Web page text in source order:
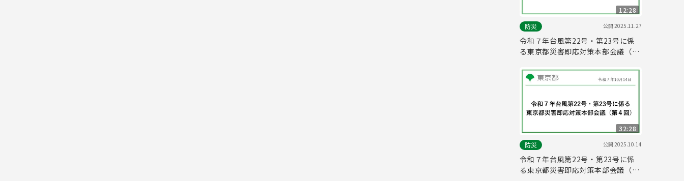
12:28
防災
公開2025.11.27
令和７年台風第22号・第23号に係
る東京都災害即応対策本部会議（第
32:28
防災
公開2025.10.14
令和７年台風第22号・第23号に係
る東京都災害即応対策本部会議（第